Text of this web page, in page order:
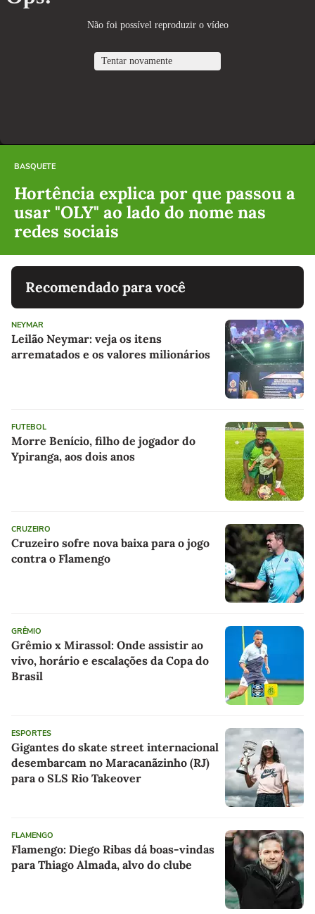
BASQUETE
Hortência explica por que passou a
usar "OLY" ao lado do nome nas
redes sociais
Recomendado para você
NEYMAR
Leilão Neymar: veja os itens
arrematados e os valores milionários
FUTEBOL
Morre Benício, filho de jogador do
Ypiranga, aos dois anos
CRUZEIRO
Cruzeiro sofre nova baixa para o jogo
contra o Flamengo
GRÊMIO
Grêmio x Mirassol: Onde assistir ao
vivo, horário e escalações da Copa do
Brasil
ESPORTES
Gigantes do skate street internacional
desembarcam no Maracanãzinho (RJ)
para o SLS Rio Takeover
FLAMENGO
Flamengo: Diego Ribas dá boas-vindas
para Thiago Almada, alvo do clube